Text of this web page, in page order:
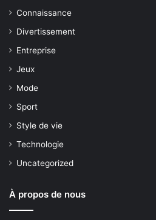
Connaissance
Divertissement
Entreprise
Jeux
Mode
Sport
Style de vie
Technologie
Uncategorized
À propos de nous